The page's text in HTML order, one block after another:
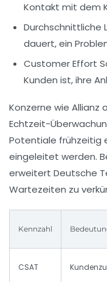
Kontakt mit dem
Durchschnittliche
dauert, ein
Customer Effort
Kunden ist, ihre
Konzerne wie Allianz
Echtzeit-
Potentiale frühzeitig
eingeleitet werden.
erweitert Deutsche
Wartezeiten zu
Kennzahl
CSAT